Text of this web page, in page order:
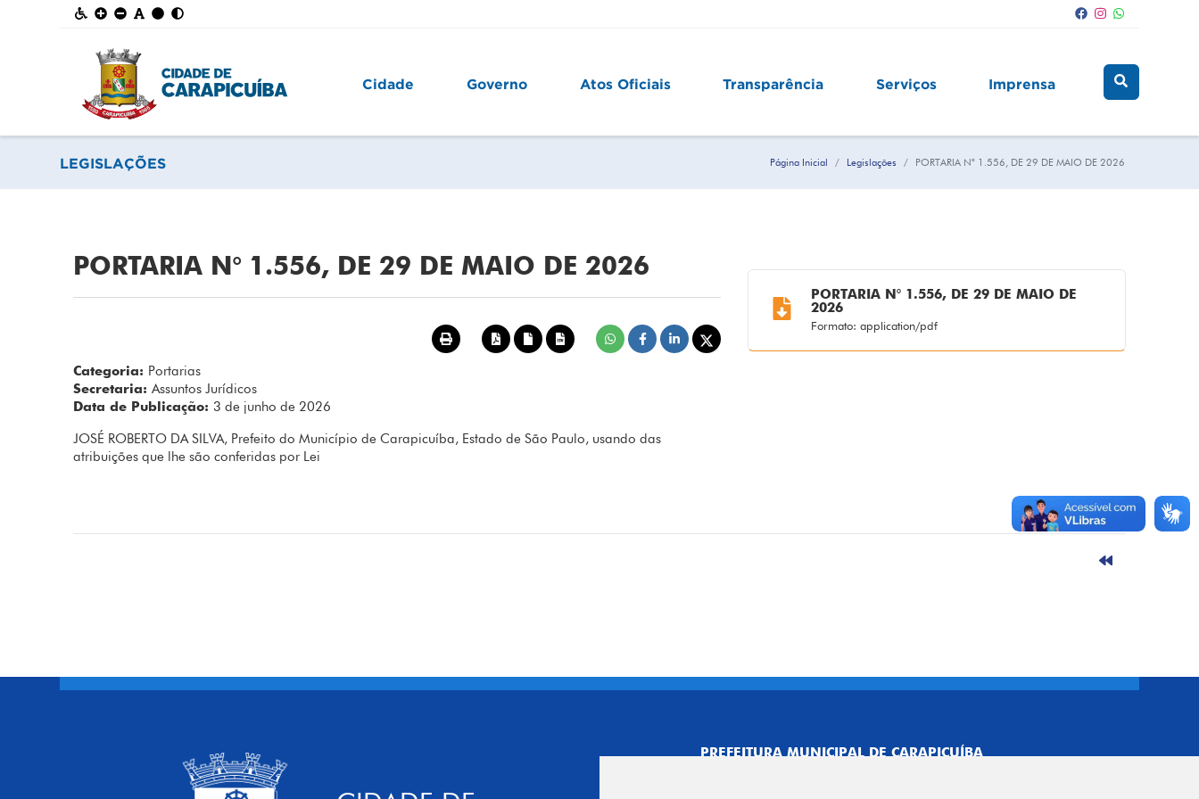
Cidade Governo Atos Oficiais Transparência Serviços Imprensa
LEGISLAÇÕES Página Inicial Legislações PORTARIA N° 1.556, DE 29 DE MAIO DE 2026
PORTARIA N° 1.556, DE 29 DE MAIO DE 2026
Categoria: Portarias
Secretaria:Assuntos Jurídicos
Data de Publicação: 3 de junho de 2026
JOSÉ ROBERTO DA SILVA, Prefeito do Município de Carapicuíba, Estado de São Paulo, usando das
atribuições que lhe são conferidas por Lei
PORTARIA N° 1.556, DE 29 DE MAIO DE
2026
Formato: application/pdf
PREFEITURA MUNICIPAL DE CARAPICUÍBA